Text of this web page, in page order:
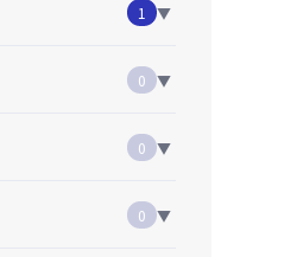
1 ▼
0 ▼
0 ▼
0 ▼